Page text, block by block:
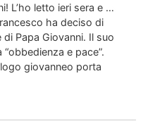
L’ho letto ieri sera e …
ha deciso di
Papa Giovanni. Il suo
e pace”.
giovanneo porta